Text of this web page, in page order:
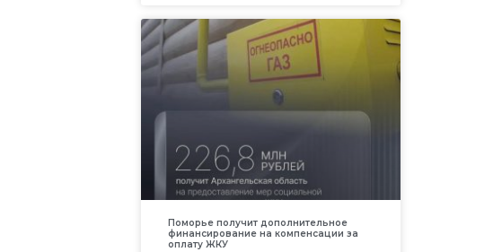
Поморье получит дополнительное
финансирование на компенсации за
оплату ЖКУ